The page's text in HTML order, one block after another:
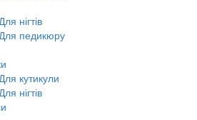
нігтів
педикюру
кутикули
нігтів